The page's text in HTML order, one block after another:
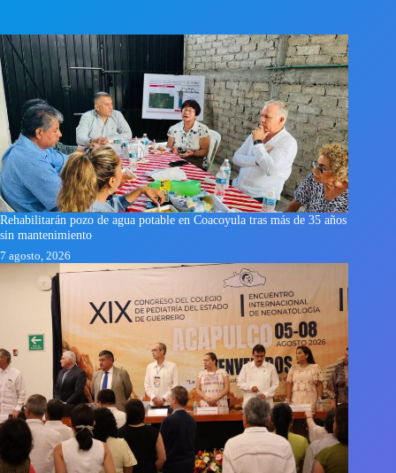
Rehabilitarán pozo de agua potable en Coacoyula tras más de 35 años
sin mantenimiento
7 agosto, 2026